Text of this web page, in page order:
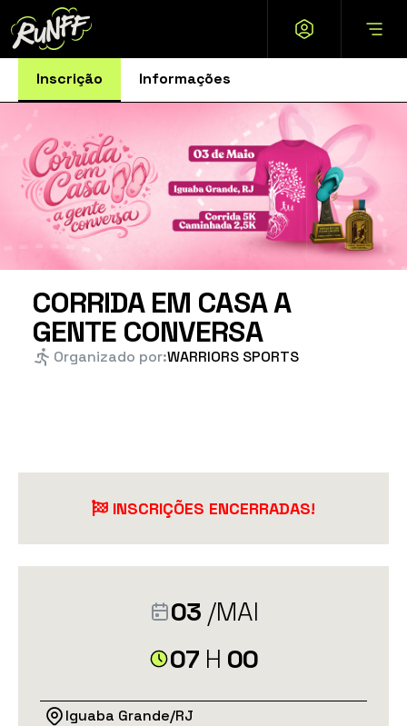
CORRIDA EM CASA A
GENTE CONVERSA
Organizado por:WARRIORS SPORTS
Inscrição Informações
INSCRIÇÕES ENCERRADAS!
03 /MAI
07 H 00
Iguaba Grande/RJ